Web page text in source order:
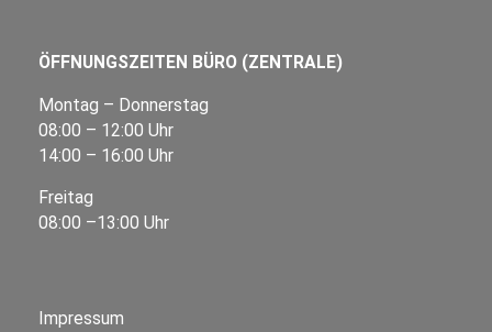
ÖFFNUNGSZEITEN BÜRO (ZENTRALE)
Montag – Donnerstag
08:00 – 12:00 Uhr
14:00 – 16:00 Uhr
Freitag
08:00 –13:00 Uhr
Impressum